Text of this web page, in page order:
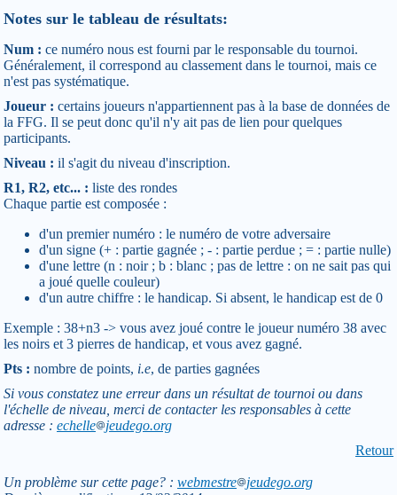
Notes sur le tableau de résultats:
Num : ce numéro nous est fourni par le responsable du tournoi.
Généralement, il correspond au classement dans le tournoi, mais ce
n'est pas systématique.
Joueur : certains joueurs n'appartiennent pas à la base de données de
la FFG. Il se peut donc qu'il n'y ait pas de lien pour quelques
participants.
Niveau : il s'agit du niveau d'inscription.
R1, R2, etc... : liste des rondes
Chaque partie est composée :
d'un premier numéro : le numéro de votre adversaire
d'un signe (+ : partie gagnée ; - : partie perdue ; = : partie nulle)
d'une lettre (n : noir ; b : blanc ; pas de lettre : on ne sait pas qui
a joué quelle couleur)
d'un autre chiffre : le handicap. Si absent, le handicap est de 0
Exemple : 38+n3 -> vous avez joué contre le joueur numéro 38 avec
les noirs et 3 pierres de handicap, et vous avez gagné.
Pts : nombre de points, i.e, de parties gagnées
Si vous constatez une erreur dans un résultat de tournoi ou dans
l'échelle de niveau, merci de contacter les responsables à cette
adresse : echelle
jeudego.org
Retour
Un problème sur cette page? : webmestre
jeudego.org